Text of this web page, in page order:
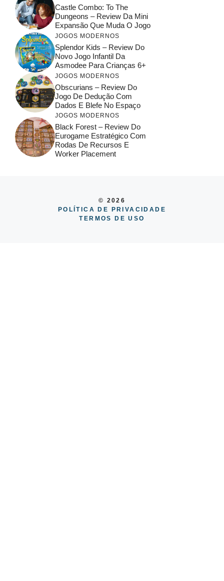
Castle Combo: To The
Dungeons – Review Da Mini
Expansão Que Muda O Jogo
JOGOS MODERNOS
Splendor Kids – Review Do
Novo Jogo Infantil Da
Asmodee Para Crianças 6+
JOGOS MODERNOS
Obscurians – Review Do
Jogo De Dedução Com
Dados E Blefe No Espaço
JOGOS MODERNOS
Black Forest – Review Do
Eurogame Estratégico Com
Rodas De Recursos E
Worker Placement
© 2026
POLÍTICA DE PRIVACIDADE
TERMOS DE USO